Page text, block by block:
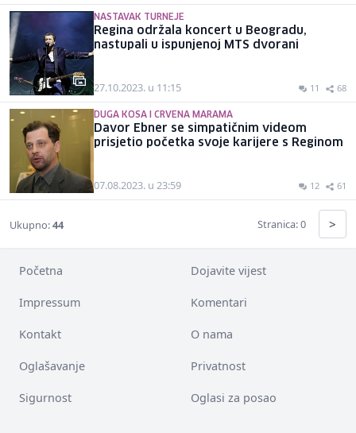
NASTAVAK TURNEJE
Regina održala koncert u Beogradu,
nastupali u ispunjenoj MTS dvorani
27.10.2023. u 11:15 11 68
DUGA KOSA I CRVENA MARAMA
Davor Ebner se simpatičnim videom
prisjetio početka svoje karijere s Reginom
07.08.2023. u 23:59 12 61
Ukupno:44 Stranica: 0 >
Početna Dojavite vijest
Impressum Komentari
Kontakt O nama
Oglašavanje Privatnost
Sigurnost Oglasi za posao